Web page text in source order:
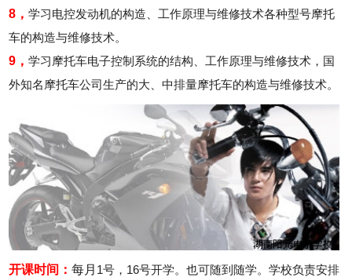
8，学习电控发动机的构造、工作原理与维修技术各种型号摩托
车的构造与维修技术。
9，学习摩托车电子控制系统的结构、工作原理与维修技术，国
外知名摩托车公司生产的大、中排量摩托车的构造与维修技术。
开课时间：每月 1号，16号开学。也可随到随学。学校负责安排